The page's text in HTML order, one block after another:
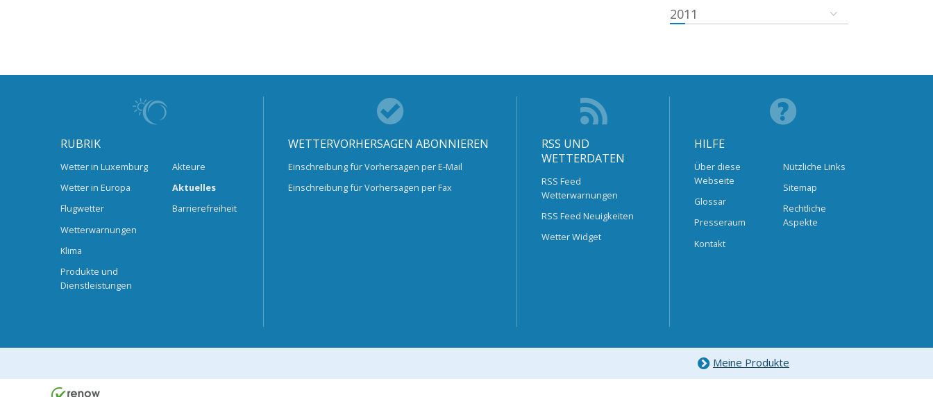
2011
RUBRIK
Wetter in Luxemburg
Wetter in Europa
Flugwetter
Wetterwarnungen
Klima
Produkte und
Dienstleistungen
Akteure
Aktuelles
Barrierefreiheit
WETTERVORHERSAGEN ABONNIEREN
Einschreibung für Vorhersagen per E-Mail
Einschreibung für Vorhersagen per Fax
RSS UND
WETTERDATEN
RSS Feed
Wetterwarnungen
RSS Feed Neuigkeiten
Wetter Widget
HILFE
Über diese
Webseite
Glossar
Presseraum
Kontakt
Nützliche Links
Sitemap
Rechtliche
Aspekte
Meine Produkte